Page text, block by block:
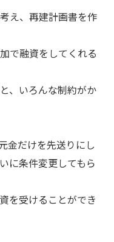
え、再建計画書を作
で融資をしてくれる
、いろんな制約がか
金だけを先送りにし
に条件変更してもら
を受けることができ